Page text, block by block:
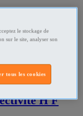
H F
le stockage de
sur le site, analyser son
tous les cookies